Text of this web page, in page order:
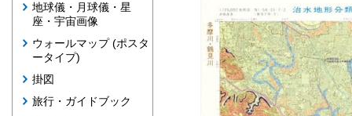
地球儀・月球儀・星
座・宇宙画像
ウォールマップ (ポスタ
ータイプ)
掛図
旅行・ガイドブック